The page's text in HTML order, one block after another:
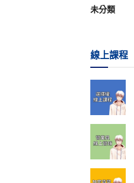
未分類
線上課程